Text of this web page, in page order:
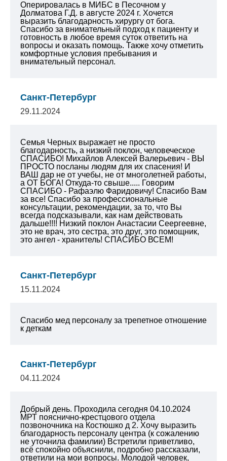
Оперировалась в МИБС в Песочном у
Долматова Г.Д. в августе 2024 г. Хочется
выразить благодарность хирургу от бога.
Спасибо за внимательный подход к пациенту и
готовность в любое время суток ответить на
вопросы и оказать помощь. Также хочу отметить
комфортные условия пребывания и
внимательный персонал.
Санкт-Петербург
29.11.2024
Семья Черных выражает не просто
благодарность, а низкий поклон, человеческое
СПАСИБО! Михайлов Алексей Валерьевич - ВЫ
ПРОСТО посланы людям для их спасения! И
ВАШ дар не от учебы, не от многолетней работы,
а ОТ БОГА! Откуда-то свыше..... Говорим
СПАСИБО - Рафаэлю Фаридовичу! Спасибо Вам
за все! Спасибо за профессиональные
консультации, рекомендации, за то, что Вы
всегда подсказывали, как нам действовать
дальше!!!! Низкий поклон Анастасии Сеергеевне,
это не врач, это сестра, это друг, это помощник,
это ангел - хранитель! СПАСИБО ВСЕМ!
Санкт-Петербург
15.11.2024
Спасибо мед персоналу за трепетное отношение
к деткам
Санкт-Петербург
04.11.2024
Добрый день. Проходила сегодня 04.10.2024
МРТ пояснично-крестцового отдела
позвоночника на Костюшко д 2. Хочу выразить
благодарность персоналу центра (к сожалению
не уточнила фамилии) Встретили приветливо,
всё спокойно объяснили, подробно рассказали,
ответили на мои вопросы. Молодой человек,